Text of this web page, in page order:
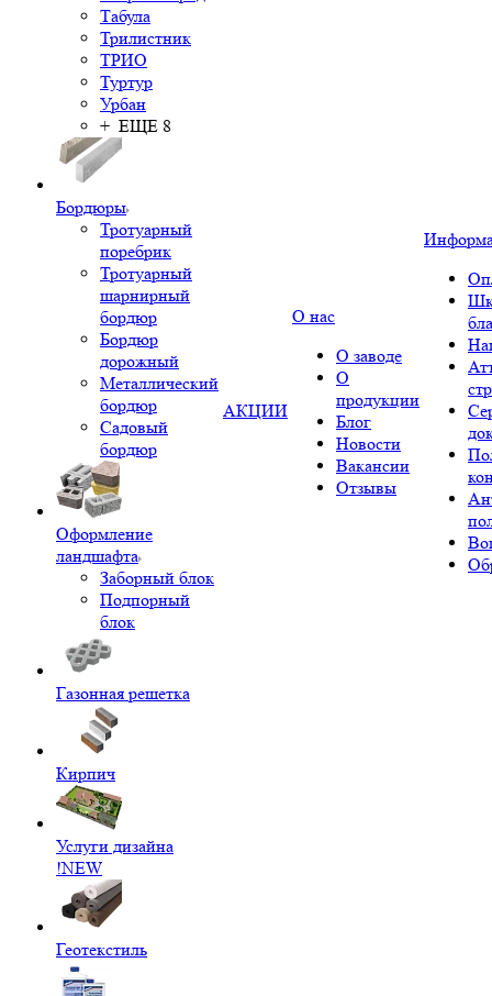
Табула
Трилистник
ТРИО
Туртур
Урбан
+ ЕЩЕ 8
Бордюры
Тротуарный
поребрик
Тротуарный
шарнирный
бордюр
Бордюр
дорожный
Металлический
бордюр
Садовый
бордюр
Оформление
ландшафта
Заборный блок
Подпорный
блок
Газонная решетка
Кирпич
Услуги дизайна
!NEW
Геотекстиль
АКЦИИ
О нас
О заводе
О
продукции
Блог
Новости
Вакансии
Отзывы